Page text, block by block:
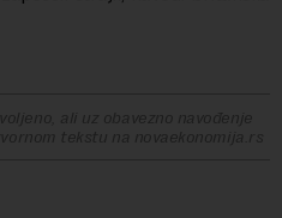
ali uz obavezno navođenje
tekstu na novaekonomija.rs